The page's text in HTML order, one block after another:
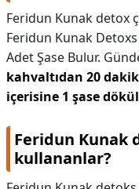
Feridun Kunak detox
Feridun Kunak
Adet Şase Bulur.
kahvaltıdan 20
içerisine 1 şase
Feridun Kunak
kullananlar?